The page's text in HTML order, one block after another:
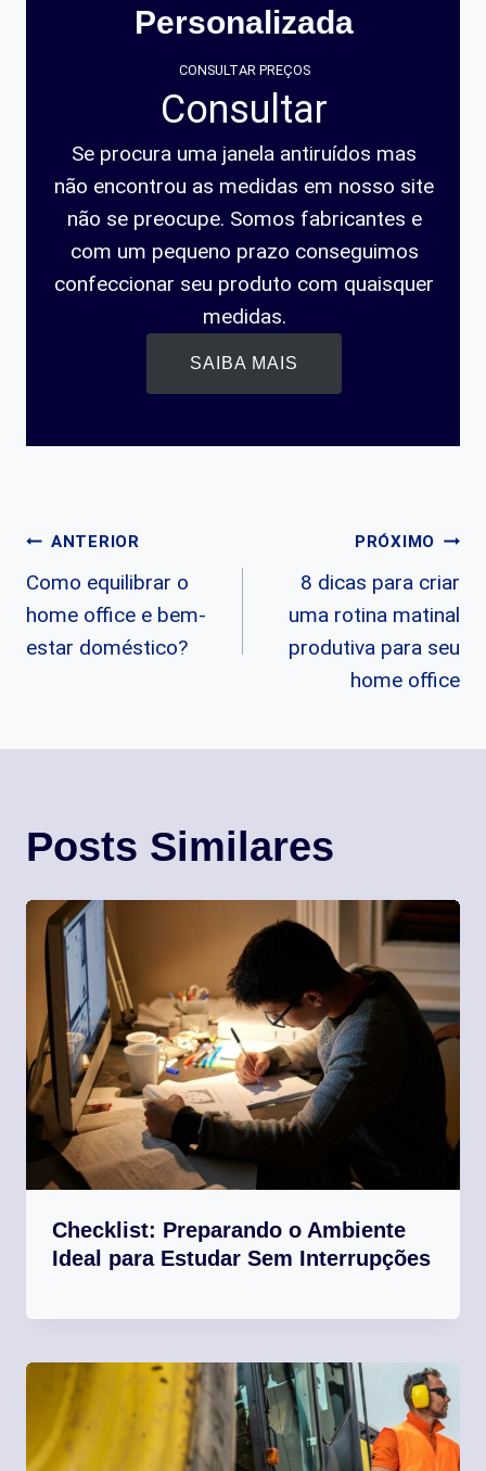
Personalizada
CONSULTAR PREÇOS
Consultar
Se procura uma janela antiruídos mas
não encontrou as medidas em nosso site
não se preocupe. Somos fabricantes e
com um pequeno prazo conseguimos
confeccionar seu produto com quaisquer
medidas.
SAIBA MAIS
Navegação
de
Post
ANTERIOR
Como equilibrar o
home office e bem-
estar doméstico?
PRÓXIMO
8 dicas para criar
uma rotina matinal
produtiva para seu
home office
Posts Similares
Checklist: Preparando o Ambiente
Ideal para Estudar Sem Interrupções